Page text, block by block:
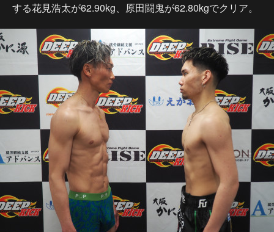
する花見浩太が62.90kg、原田闘鬼が62.80kgでクリア。